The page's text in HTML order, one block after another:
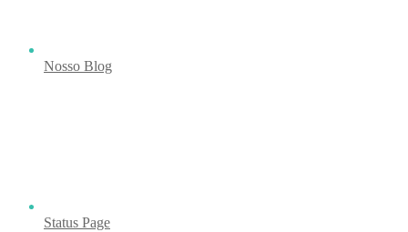
Nosso Blog
Status Page